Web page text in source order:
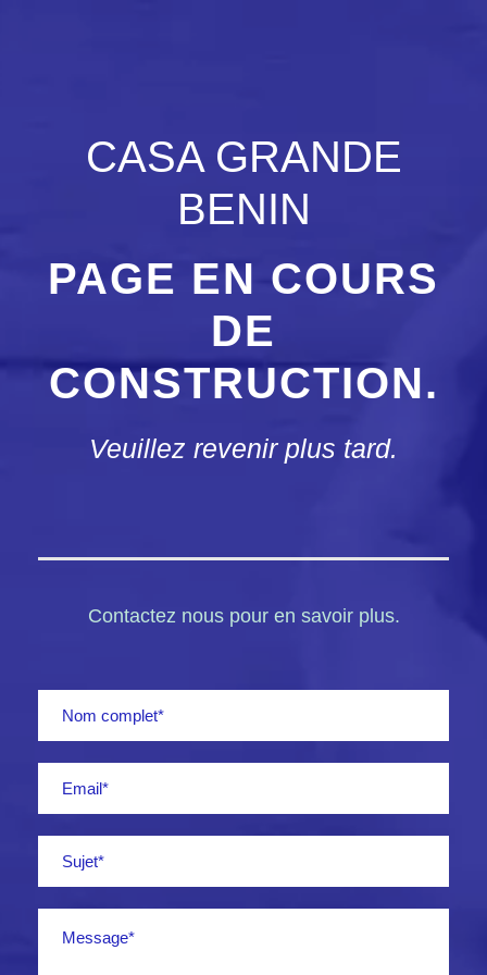
CASA GRANDE
BENIN
PAGE EN COURS
DE
CONSTRUCTION.
Veuillez revenir plus tard.
Contactez nous pour en savoir plus.